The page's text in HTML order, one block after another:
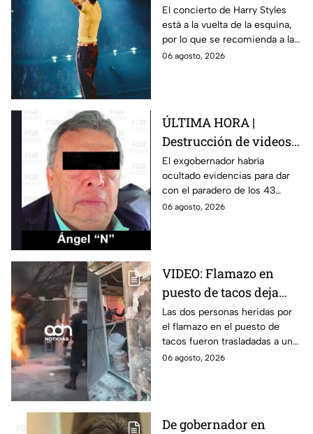
pronóstico del clima
para este viernes en
CDMX
El concierto de Harry Styles
está a la vuelta de la esquina,
por lo que se recomienda a las
y los fanáticos revisar el clima
06 agosto, 2026
ÚLTIMA HORA |
Destrucción de videos
clave y amenazas a
testigos por parte de
exgobernador Ángel
Aguirre: FGR
El exgobernador habría
ocultado evidencias para dar
con el paradero de los 43
estudiantes desaparecidos de
06 agosto, 2026
VIDEO: Flamazo en
puesto de tacos deja
dos heridos en CDMX
Las dos personas heridas por
el flamazo en el puesto de
tacos fueron trasladadas a un
hospital para recibir atención
06 agosto, 2026
De gobernador en